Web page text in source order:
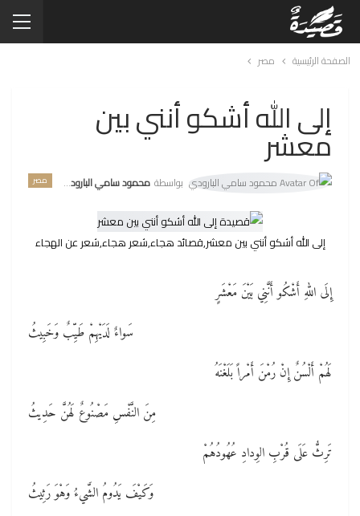
الصفحة الرئيسية مصر
إلى الله أشكو أنني بين
معشر
مصر بواسطة محمود سامي البارودي
إلى الله أشكو أنني بين معشر,قصائد هجاء,شعر هجاء,شعر عن الهجاء
إِلَى اللهِ أَشْكُو أَنَّنِي بَيْنَ مَعْشَرٍ
سَواءٌ لَدَيْهِمْ طَيِّبٌ وَخَبِيثُ
لَهُمْ أَلْسُنٌ إِنْ رُمْنَ أَمْراً بَلَغْنَهُ
مِنَ النَّفْسِ مَصْنُوعٌ لَهُنَّ حَدِيثُ
تَرِثُّ عَلَى قُرْبِ الوِدادِ عُهُودُهُمْ
وَكَيْفَ يَدُومُ الشَّيءُ وَهْوَ رَثِيثُ